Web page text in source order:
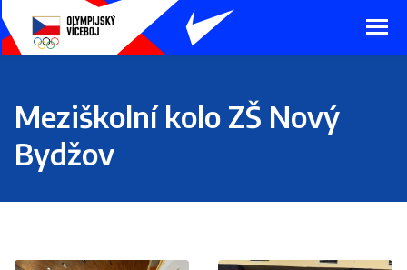
na
hlavní
obsah
Meziškolní kolo ZŠ Nový
Bydžov